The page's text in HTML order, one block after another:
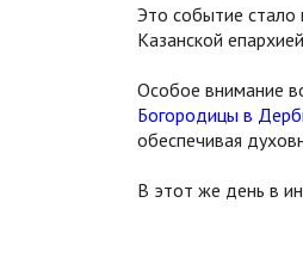
Это событие
Казанской
Особое внимание
Богородицы в
обеспечивая
В этот же день в